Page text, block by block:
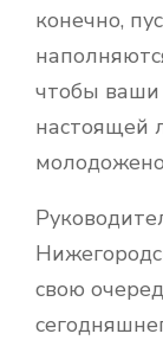
конечно,
чтобы ваши
настоящей
свою